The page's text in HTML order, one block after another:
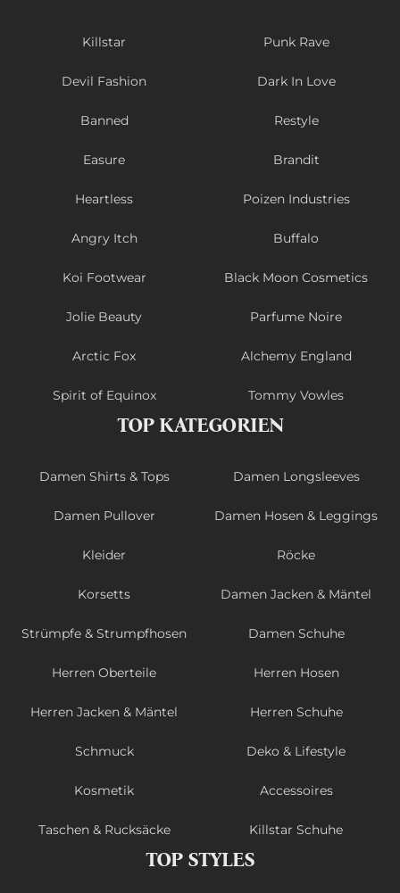
Killstar Punk Rave
Devil Fashion Dark In Love
Banned Restyle
Easure Brandit
Heartless Poizen Industries
Angry Itch Buffalo
Koi Footwear Black Moon Cosmetics
Jolie Beauty Parfume Noire
Arctic Fox Alchemy England
Spirit of Equinox Tommy Vowles
TOP KATEGORIEN
Damen Shirts & Tops Damen Longsleeves
Damen Pullover Damen Hosen & Leggings
Kleider Röcke
Korsetts Damen Jacken & Mäntel
Strümpfe & Strumpfhosen Damen Schuhe
Herren Oberteile Herren Hosen
Herren Jacken & Mäntel Herren Schuhe
Schmuck Deko & Lifestyle
Kosmetik Accessoires
Taschen & Rucksäcke Killstar Schuhe
TOP STYLES